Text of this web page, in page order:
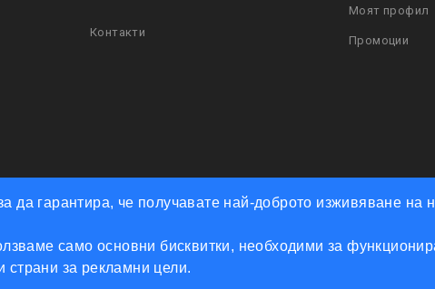
да гарантира, че получавате най-доброто изживяване на
само основни бисквитки, необходими за
страни за рекламни цели.
Контакти
Моят профил
Промоции
Powered by Accento theme